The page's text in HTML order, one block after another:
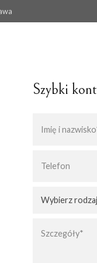
Szybki
Wybierz